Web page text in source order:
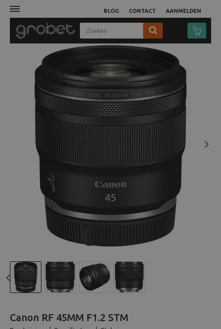
AANMELDEN
BLOG CONTACT
Afdruk
Fotocamera
Objectieven
Tassen
Statieven
Beeld en bewerking
Analoog
Previous
Canon RF 45MM F1.2 STM